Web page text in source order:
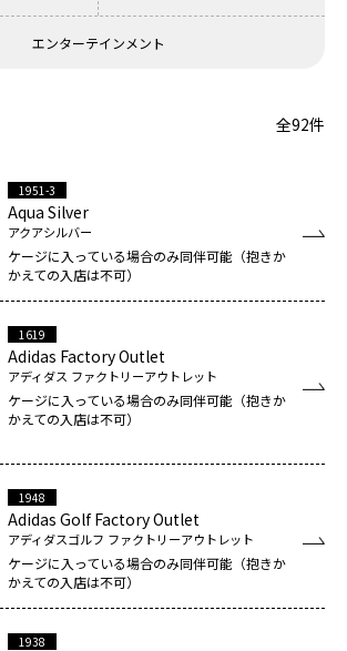
エンターテインメント
全92件
1951-3
Aqua Silver
アクアシルバー
ケージに入っている場合のみ同伴可能（抱きか
かえての入店は不可）
1619
Adidas Factory Outlet
アディダス ファクトリーアウトレット
ケージに入っている場合のみ同伴可能（抱きか
かえての入店は不可）
1948
Adidas Golf Factory Outlet
アディダスゴルフ ファクトリーアウトレット
ケージに入っている場合のみ同伴可能（抱きか
かえての入店は不可）
1938